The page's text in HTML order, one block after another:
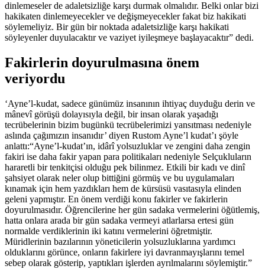
dinlemeseler de adaletsizliğe karşı durmak olmalıdır. Belki onlar bizi
hakikaten dinlemeyecekler ve değişmeyecekler fakat biz hakikati
söylemeliyiz. Bir gün bir noktada adaletsizliğe karşı hakikati
söyleyenler duyulacaktır ve vaziyet iyileşmeye başlayacaktır” dedi.
Fakirlerin doyurulmasına önem
veriyordu
‘Ayne’l-kudat, sadece günümüz insanının ihtiyaç duyduğu derin ve
mânevî görüşü dolayısıyla değil, bir insan olarak yaşadığı
tecrübelerinin bizim bugünkü tecrübelerimizi yansıtması nedeniyle
aslında çağımızın insanıdır’ diyen Rustom Ayne’l kudat’ı şöyle
anlattı:“Ayne’l-kudat’ın, idârî yolsuzluklar ve zengini daha zengin
fakiri ise daha fakir yapan para politikaları nedeniyle Selçukluların
hararetli bir tenkitçisi olduğu pek bilinmez. Etkili bir kadı ve dinî
şahsiyet olarak neler olup bittiğini görmüş ve bu uygulamaları
kınamak için hem yazdıkları hem de kürsüsü vasıtasıyla elinden
geleni yapmıştır. En önem verdiği konu fakirler ve fakirlerin
doyurulmasıdır. Öğrencilerine her gün sadaka vermelerini öğütlemiş,
hatta onlara arada bir gün sadaka vermeyi atlarlarsa ertesi gün
normalde verdiklerinin iki katını vermelerini öğretmiştir.
Müridlerinin bazılarının yöneticilerin yolsuzluklarına yardımcı
olduklarını görünce, onların fakirlere iyi davranmayışlarını temel
sebep olarak gösterip, yaptıkları işlerden ayrılmalarını söylemiştir.”